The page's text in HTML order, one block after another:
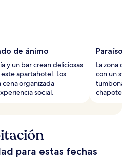
de ánimo
y un bar crean deliciosas
apartahotel. Los
organizada
social.
La
con un
para estas fechas